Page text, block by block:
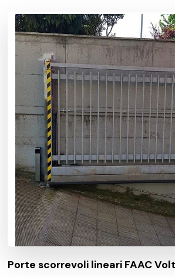
Porte scorrevoli lineari FAAC